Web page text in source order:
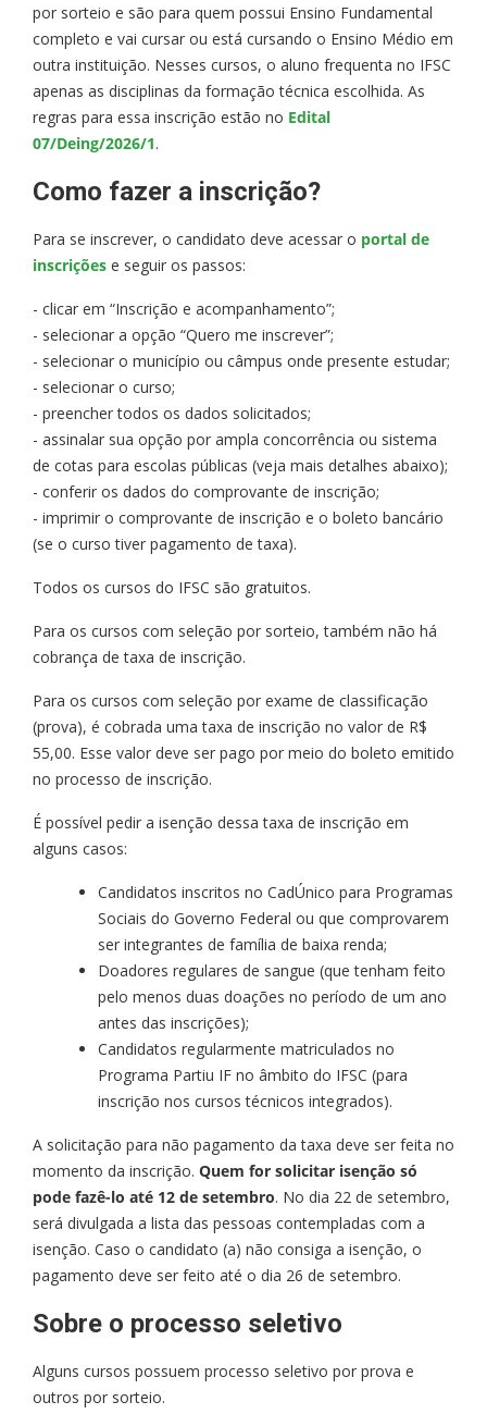
por sorteio e são para quem possui Ensino Fundamental
completo e vai cursar ou está cursando o Ensino Médio em
outra instituição. Nesses cursos, o aluno frequenta no IFSC
apenas as disciplinas da formação técnica escolhida. As
regras para essa inscrição estão no Edital
07/Deing/2026/1.
Como fazer a inscrição?
Para se inscrever, o candidato deve acessar o portal de
inscrições e seguir os passos:
- clicar em “Inscrição e acompanhamento”;
- selecionar a opção “Quero me inscrever”;
- selecionar o município ou câmpus onde presente estudar;
- selecionar o curso;
- preencher todos os dados solicitados;
- assinalar sua opção por ampla concorrência ou sistema
de cotas para escolas públicas (veja mais detalhes abaixo);
- conferir os dados do comprovante de inscrição;
- imprimir o comprovante de inscrição e o boleto bancário
(se o curso tiver pagamento de taxa).
Todos os cursos do IFSC são gratuitos.
Para os cursos com seleção por sorteio, também não há
cobrança de taxa de inscrição.
Para os cursos com seleção por exame de classificação
(prova), é cobrada uma taxa de inscrição no valor de R$
55,00. Esse valor deve ser pago por meio do boleto emitido
no processo de inscrição.
É possível pedir a isenção dessa taxa de inscrição em
alguns casos:
Candidatos inscritos no CadÚnico para Programas
Sociais do Governo Federal ou que comprovarem
ser integrantes de família de baixa renda;
Doadores regulares de sangue (que tenham feito
pelo menos duas doações no período de um ano
antes das inscrições);
Candidatos regularmente matriculados no
Programa Partiu IF no âmbito do IFSC (para
inscrição nos cursos técnicos integrados).
A solicitação para não pagamento da taxa deve ser feita no
momento da inscrição. Quem for solicitar isenção só
pode fazê-lo até 12 de setembro. No dia 22 de setembro,
será divulgada a lista das pessoas contempladas com a
isenção. Caso o candidato (a) não consiga a isenção, o
pagamento deve ser feito até o dia 26 de setembro.
Sobre o processo seletivo
Alguns cursos possuem processo seletivo por prova e
outros por sorteio.